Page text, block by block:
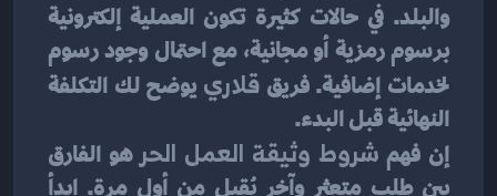
لخدمات إضافية. فريق قلاري
النهائية قبل البدء.
إن فهم شروط وثيقة العمل الحر